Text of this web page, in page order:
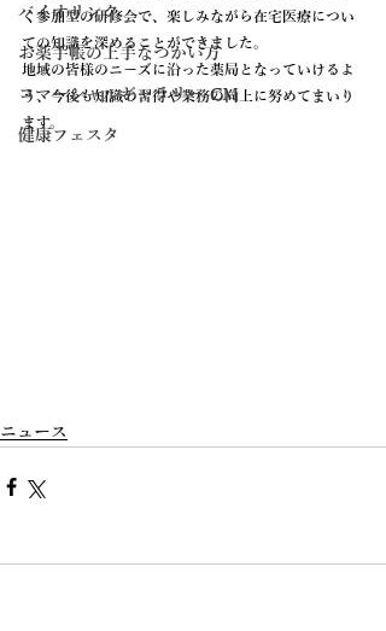
バイオリンク
お薬手帳の上手なつかい方
コマーシャルギャラリー CM
健康フェスタ
く参加型の研修会で、楽しみながら在宅医療につい
ての知識を深めることができました。
地域の皆様のニーズに沿った薬局となっていけるよ
う、今後も知識の習得や業務の向上に努めてまいり
ます。
ニュース